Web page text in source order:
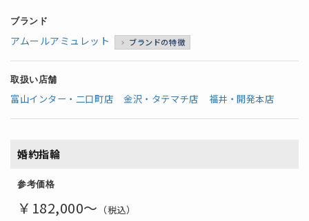
ブランド
アムールアミュレット ブランドの特徴
取扱い店舗
富山インター・二口町店 金沢・タテマチ店 福井・開発本店
婚約指輪
参考価格
￥182,000～ （税込）